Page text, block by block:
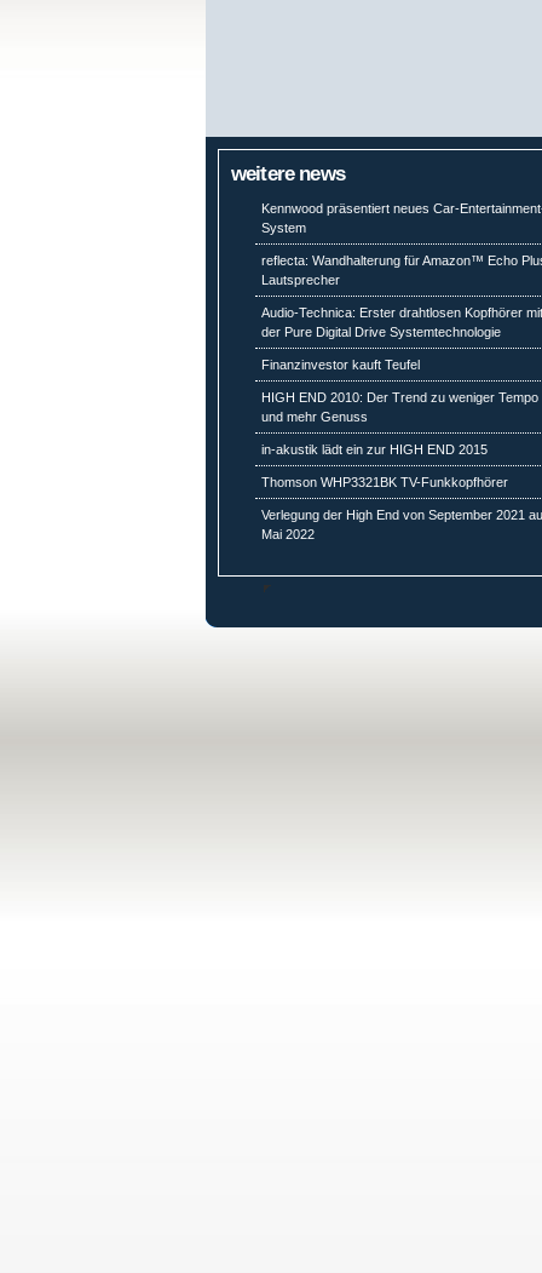
weitere news
Kennwood präsentiert neues Car-
System
reflecta: Wandhalterung für Amazon™ Echo
Lautsprecher
Audio-Technica: Erster drahtlosen Kopfhörer
der Pure Digital Drive Systemtechnologie
Finanzinvestor kauft Teufel
HIGH END 2010: Der Trend zu weniger Tempo
und mehr Genuss
in-akustik lädt ein zur HIGH END 2015
Thomson WHP3321BK TV-Funkkopfhörer
Verlegung der High End von September 2021
Mai 2022